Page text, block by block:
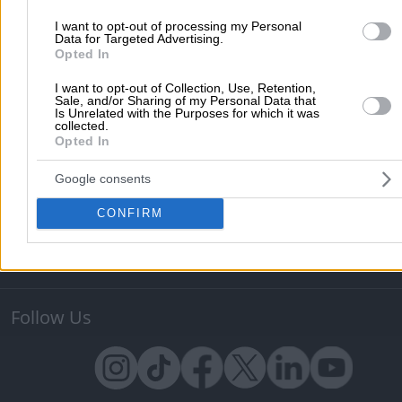
I want to opt-out of processing my Personal
Data for Targeted Advertising.
Opted In
I want to opt-out of Collection, Use, Retention,
Sale, and/or Sharing of my Personal Data that
Is Unrelated with the Purposes for which it was
collected.
Opted In
Google consents
CONFIRM
Υπηρεσίες Προβολής
Διαφημιστείτε στο Vrisko.gr
Κατασκευή Website Κατασκευή eshop
Μηχανές Αναζήτησης Βελτιστοποίηση SEO
Διαφήμιση στα social media
Σχετικά με το vrisko.gr
Vrisko.gr (About Us) Όροι και Προϋποθέσεις
Follow Us